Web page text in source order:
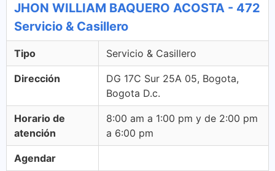
JHON WILLIAM BAQUERO ACOSTA - 472
Servicio & Casillero
Tipo Servicio & Casillero
Dirección
DG 17C Sur 25A 05, Bogota,
Bogota D.c.
Horario de
atención
8:00 am a 1:00 pm y de 2:00 pm
a 6:00 pm
Agendar